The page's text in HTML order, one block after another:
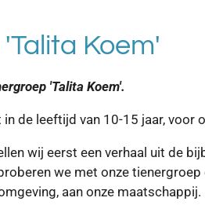
Koem'
'Talita Koem'.
de leeftijd van 10-15 jaar, voor
wij eerst een verhaal uit de
we met onze
aan onze maatschappij.